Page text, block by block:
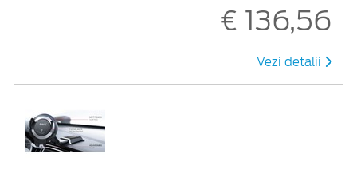
€ 136,56
Vezi detalii